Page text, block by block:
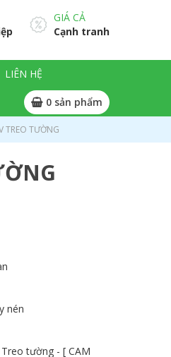
GIÁ CẢ
Cạnh tranh
LIÊN HỆ
0 sản phẩm
TREO TƯỜNG
nén
tường - [ CAM